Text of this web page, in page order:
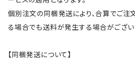
個別注文の同梱発送により、合算でご
る場合でも送料が発生する場合がござい
【同梱発送について】